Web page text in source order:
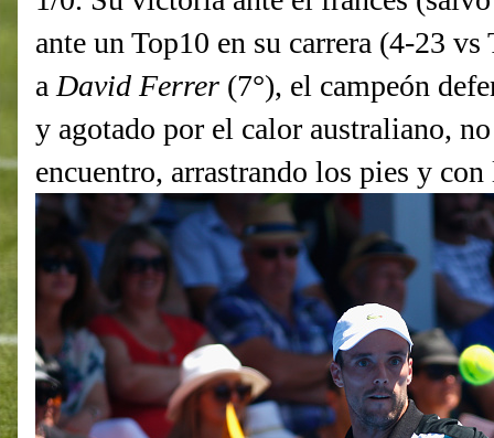
ante un Top10 en su carrera (4-23
a David Ferrer (7°), el campeón
y agotado por el calor australiano,
encuentro, arrastrando los pies y